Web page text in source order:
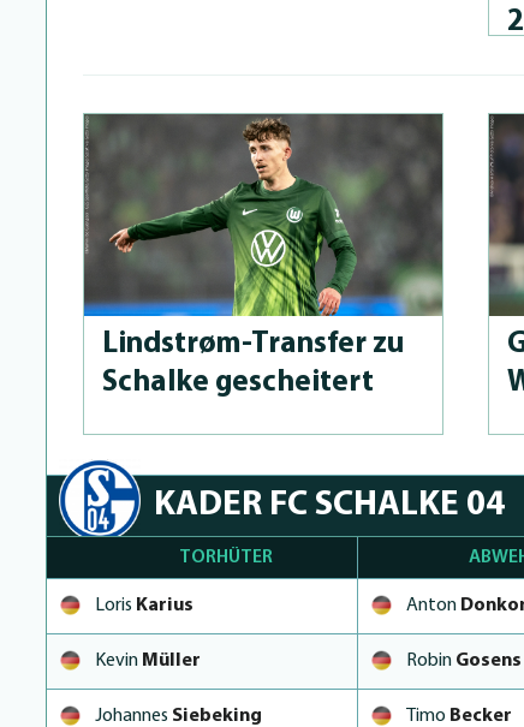
Lindstrøm-Transfer zu
Schalke gescheitert
KADER FC SCHALKE 04
TORHÜTER
Loris Karius Anton
Kevin Müller Robin Gosens
Johannes Siebeking Timo Becker